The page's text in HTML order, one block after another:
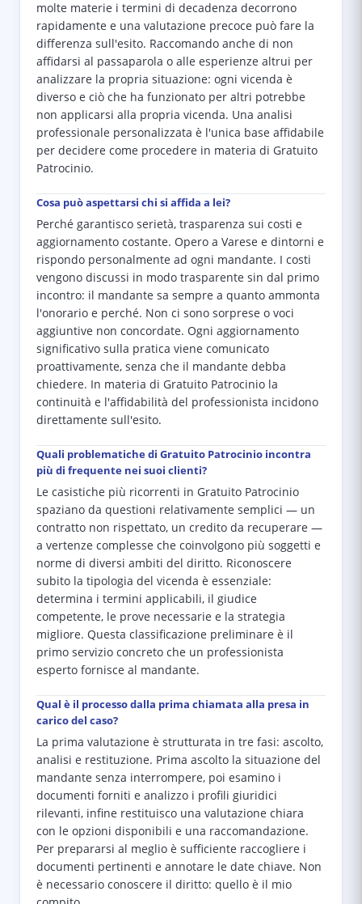
molte materie i termini di decadenza decorrono
rapidamente e una valutazione precoce può fare la
differenza sull'esito. Raccomando anche di non
affidarsi al passaparola o alle esperienze altrui per
analizzare la propria situazione: ogni vicenda è
diverso e ciò che ha funzionato per altri potrebbe
non applicarsi alla propria vicenda. Una analisi
professionale personalizzata è l'unica base affidabile
per decidere come procedere in materia di Gratuito
Patrocinio.
Cosa può aspettarsi chi si affida a lei?
Perché garantisco serietà, trasparenza sui costi e
aggiornamento costante. Opero a Varese e dintorni e
rispondo personalmente ad ogni mandante. I costi
vengono discussi in modo trasparente sin dal primo
incontro: il mandante sa sempre a quanto ammonta
l'onorario e perché. Non ci sono sorprese o voci
aggiuntive non concordate. Ogni aggiornamento
significativo sulla pratica viene comunicato
proattivamente, senza che il mandante debba
chiedere. In materia di Gratuito Patrocinio la
continuità e l'affidabilità del professionista incidono
direttamente sull'esito.
Quali problematiche di Gratuito Patrocinio incontra
più di frequente nei suoi clienti?
Le casistiche più ricorrenti in Gratuito Patrocinio
spaziano da questioni relativamente semplici — un
contratto non rispettato, un credito da recuperare —
a vertenze complesse che coinvolgono più soggetti e
norme di diversi ambiti del diritto. Riconoscere
subito la tipologia del vicenda è essenziale:
determina i termini applicabili, il giudice
competente, le prove necessarie e la strategia
migliore. Questa classificazione preliminare è il
primo servizio concreto che un professionista
esperto fornisce al mandante.
Qual è il processo dalla prima chiamata alla presa in
carico del caso?
La prima valutazione è strutturata in tre fasi: ascolto,
analisi e restituzione. Prima ascolto la situazione del
mandante senza interrompere, poi esamino i
documenti forniti e analizzo i profili giuridici
rilevanti, infine restituisco una valutazione chiara
con le opzioni disponibili e una raccomandazione.
Per prepararsi al meglio è sufficiente raccogliere i
documenti pertinenti e annotare le date chiave. Non
è necessario conoscere il diritto: quello è il mio